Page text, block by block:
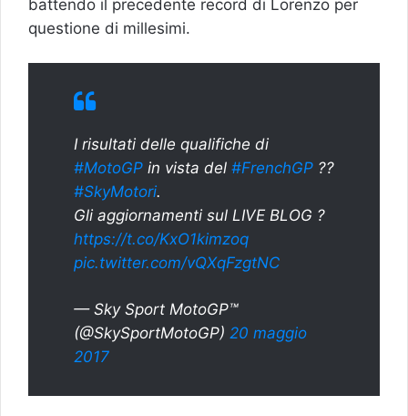
battendo il precedente record di Lorenzo per
questione di millesimi.
I risultati delle qualifiche di
#MotoGP in vista del #FrenchGP ??
#SkyMotori.
Gli aggiornamenti sul LIVE BLOG ?
https://t.co/KxO1kimzoq
pic.twitter.com/vQXqFzgtNC
— Sky Sport MotoGP™
(@SkySportMotoGP) 20 maggio
2017